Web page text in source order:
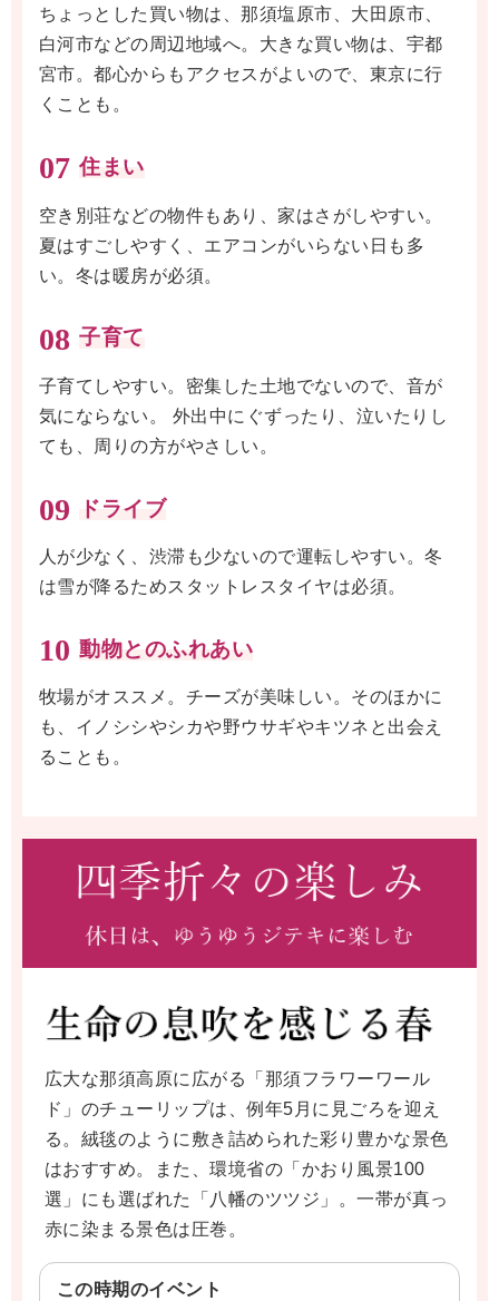
ちょっとした買い物は、那須塩原市、大田原市、
白河市などの周辺地域へ。大きな買い物は、宇都
宮市。都心からもアクセスがよいので、東京に行
くことも。
07住まい
空き別荘などの物件もあり、家はさがしやすい。
夏はすごしやすく、エアコンがいらない日も多
い。冬は暖房が必須。
08子育て
子育てしやすい。密集した土地でないので、音が
気にならない。 外出中にぐずったり、泣いたりし
ても、周りの方がやさしい。
09 ドライブ
人が少なく、渋滞も少ないので運転しやすい。冬
は雪が降るためスタットレスタイヤは必須。
10動物とのふれあい
牧場がオススメ。チーズが美味しい。そのほかに
も、イノシシやシカや野ウサギやキツネと出会え
ることも。
広大な那須高原に広がる「那須フラワーワール
ド」のチューリップは、例年5月に見ごろを迎え
る。絨毯のように敷き詰められた彩り豊かな景色
はおすすめ。また、環境省の「かおり風景100
選」にも選ばれた「八幡のツツジ」。一帯が真っ
赤に染まる景色は圧巻。
この時期のイベント